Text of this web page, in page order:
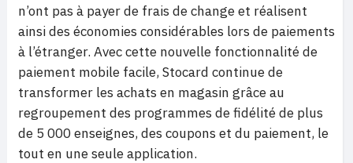
n’ont pas à payer de frais de change et réalisent
ainsi des économies considérables lors de paiements
à l’étranger. Avec cette nouvelle fonctionnalité de
paiement mobile facile, Stocard continue de
transformer les achats en magasin grâce au
regroupement des programmes de fidélité de plus
de 5 000 enseignes, des coupons et du paiement, le
tout en une seule application.